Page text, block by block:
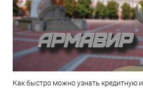
Как быстро можно узнать кредитную